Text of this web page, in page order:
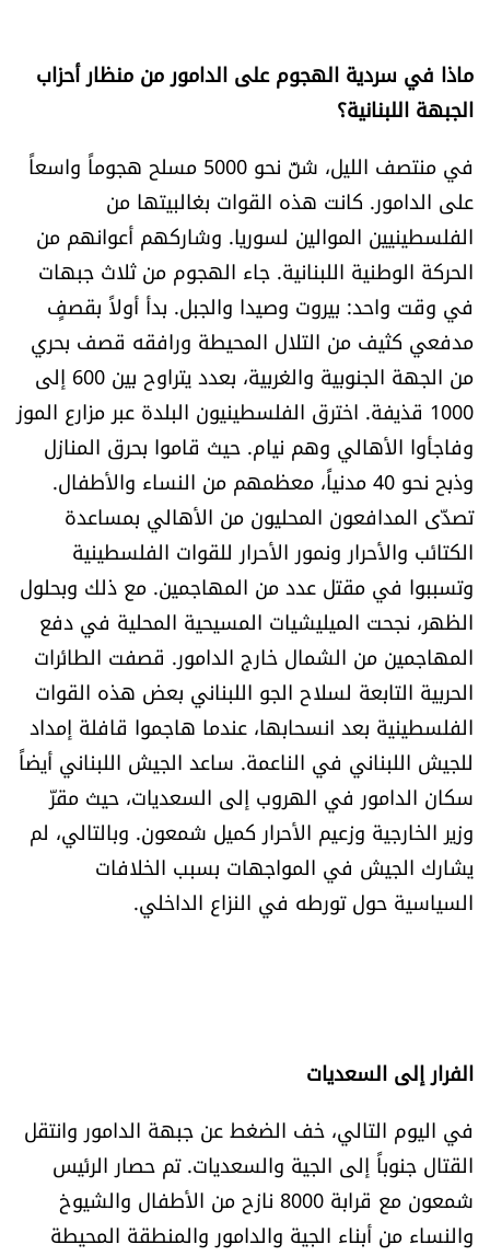
ماذا في سردية الهجوم على الدامور من منظار أحزاب
الجبهة اللبنانية؟
في منتصف الليل، شنّ نحو 5000 مسلح هجوماً واسعاً
على الدامور. كانت هذه القوات بغالبيتها من
الفلسطينيين الموالين لسوريا. وشاركهم أعوانهم من
الحركة الوطنية اللبنانية. جاء الهجوم من ثلاث جبهات
في وقت واحد: بيروت وصيدا والجبل. بدأ أولاً بقصفٍ
مدفعي كثيف من التلال المحيطة ورافقه قصف بحري
من الجهة الجنوبية والغربية، بعدد يتراوح بين 600 إلى
1000 قذيفة. اخترق الفلسطينيون البلدة عبر مزارع الموز
وفاجأوا الأهالي وهم نيام. حيث قاموا بحرق المنازل
وذبح نحو 40 مدنياً، معظمهم من النساء والأطفال.
تصدّى المدافعون المحليون من الأهالي بمساعدة
الكتائب والأحرار ونمور الأحرار للقوات الفلسطينية
وتسببوا في مقتل عدد من المهاجمين. مع ذلك وبحلول
الظهر، نجحت الميليشيات المسيحية المحلية في دفع
المهاجمين من الشمال خارج الدامور. قصفت الطائرات
الحربية التابعة لسلاح الجو اللبناني بعض هذه القوات
الفلسطينية بعد انسحابها، عندما هاجموا قافلة إمداد
للجيش اللبناني في الناعمة. ساعد الجيش اللبناني أيضاً
سكان الدامور في الهروب إلى السعديات، حيث مقرّ
وزير الخارجية وزعيم الأحرار كميل شمعون. وبالتالي، لم
يشارك الجيش في المواجهات بسبب الخلافات
السياسية حول تورطه في النزاع الداخلي.
الفرار إلى السعديات
في اليوم التالي، خف الضغط عن جبهة الدامور وانتقل
القتال جنوباً إلى الجية والسعديات. تم حصار الرئيس
شمعون مع قرابة 8000 نازح من الأطفال والشيوخ
والنساء من أبناء الجية والدامور والمنطقة المحيطة